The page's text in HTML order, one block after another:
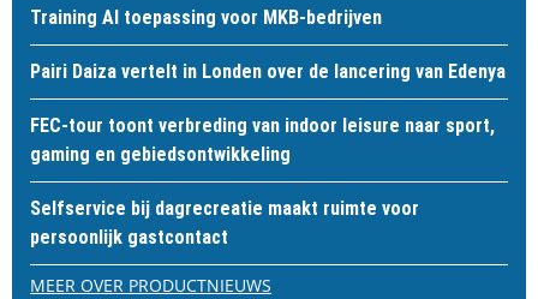
Training AI toepassing voor MKB-bedrijven
Pairi Daiza vertelt in Londen over de lancering van Edenya
FEC-tour toont verbreding van indoor leisure naar sport,
gaming en gebiedsontwikkeling
Selfservice bij dagrecreatie maakt ruimte voor
persoonlijk gastcontact
MEER OVER PRODUCTNIEUWS